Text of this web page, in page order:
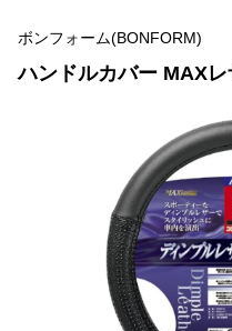
ボンフォーム(BONFORM)
ハンドルカバー MAXレ